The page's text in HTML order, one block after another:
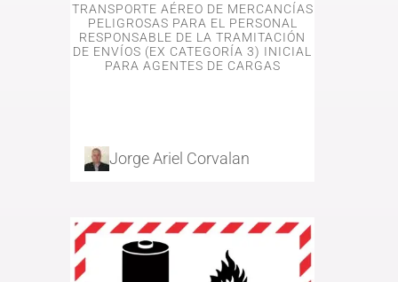
varias
variantes.
Las
opciones
se
pueden
TRANSPORTE AÉREO DE MERCANCÍAS
PELIGROSAS PARA EL PERSONAL
RESPONSABLE DE LA TRAMITACIÓN
DE ENVÍOS (EX CATEGORÍA 3) INICIAL
PARA AGENTES DE CARGAS
Jorge Ariel Corvalan